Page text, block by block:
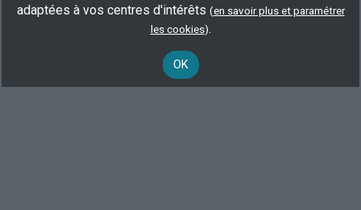
formation fiscalité à nantes
formation management à nantes
formation outils bureautiques à nantes
formation techniques pédagogiques à nantes
adaptées à vos centres d'intérêts (en savoir plus et paramétrer
les cookies).
OK